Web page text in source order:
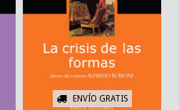
ENVÍO GRATIS